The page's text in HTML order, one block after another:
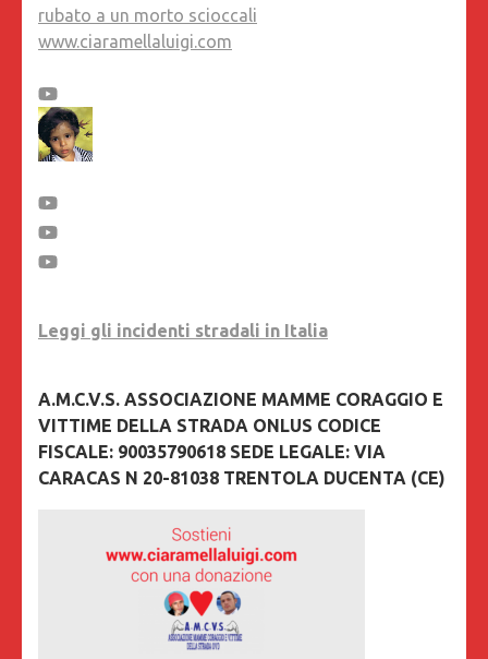
rubato a un morto scioccali
www.ciaramellaluigi.com
Leggi gli incidenti stradali in Italia
A.M.C.V.S. ASSOCIAZIONE MAMME CORAGGIO E
VITTIME DELLA STRADA ONLUS CODICE
FISCALE: 90035790618 SEDE LEGALE: VIA
CARACAS N 20-81038 TRENTOLA DUCENTA (CE)